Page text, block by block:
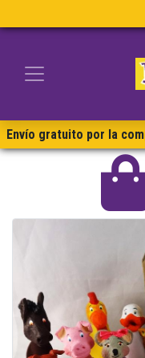
Envío gratuito por la